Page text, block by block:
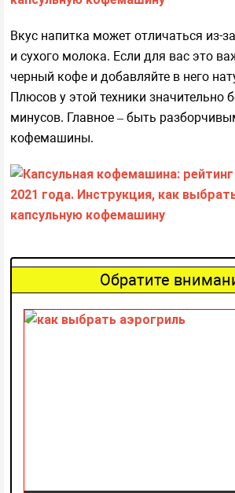
Вкус напитка может отличаться из-
и сухого молока. Если для вас это
черный кофе и добавляйте в него
Плюсов у этой техники значительно
минусов. Главное – быть
кофемашины.
Обратите